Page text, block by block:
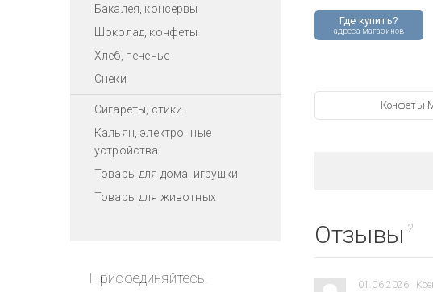
Бакалея, консервы
Шоколад, конфеты
Хлеб, печенье
Снеки
Сигареты, стики
Кальян, электронные
устройства
Товары для дома, игрушки
Товары для животных
Присоединяйтесь!
Где купить?
адреса магазинов
Конфеты
Отзывы 2
01.06.2026